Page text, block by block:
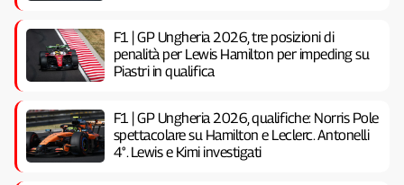
F1 | GP Ungheria 2026, tre posizioni di
penalità per Lewis Hamilton per impeding su
Piastri in qualifica
F1 | GP Ungheria 2026, qualifiche: Norris Pole
spettacolare su Hamilton e Leclerc. Antonelli
4°. Lewis e Kimi investigati